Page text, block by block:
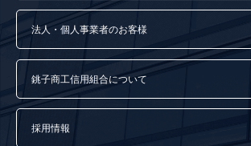
法人・個人事業者のお客様
銚子商工信用組合について
採用情報